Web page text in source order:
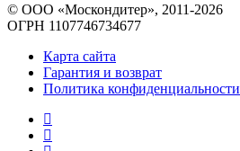
© ООО «Москондитер», 2011-2026
ОГРН 1107746734677
Карта сайта
Гарантия и возврат
Политика конфиденциальности